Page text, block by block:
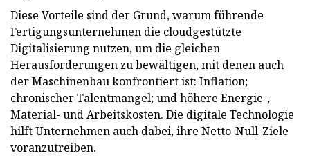
Diese Vorteile sind der Grund, warum führende
Fertigungsunternehmen die cloudgestützte
Digitalisierung nutzen, um die gleichen
Herausforderungen zu bewältigen, mit denen auch
der Maschinenbau konfrontiert ist: Inflation;
chronischer Talentmangel; und höhere Energie-,
Material- und Arbeitskosten. Die digitale Technologie
hilft Unternehmen auch dabei, ihre Netto-Null-Ziele
voranzutreiben.